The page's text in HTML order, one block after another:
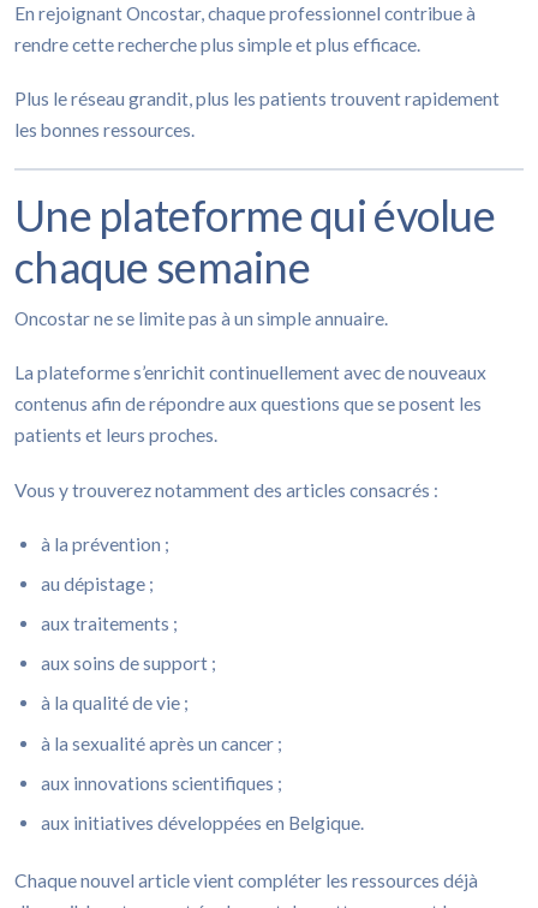
En rejoignant Oncostar, chaque professionnel contribue à
rendre cette recherche plus simple et plus efficace.
Plus le réseau grandit, plus les patients trouvent rapidement
les bonnes ressources.
Une plateforme qui évolue
chaque semaine
Oncostar ne se limite pas à un simple annuaire.
La plateforme s’enrichit continuellement avec de nouveaux
contenus afin de répondre aux questions que se posent les
patients et leurs proches.
Vous y trouverez notamment des articles consacrés :
à la prévention ;
au dépistage ;
aux traitements ;
aux soins de support ;
à la qualité de vie ;
à la sexualité après un cancer ;
aux innovations scientifiques ;
aux initiatives développées en Belgique.
Chaque nouvel article vient compléter les ressources déjà